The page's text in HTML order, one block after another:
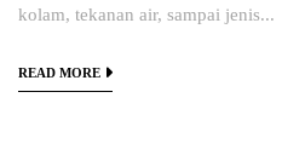
kolam, tekanan air, sampai jenis...
READ MORE